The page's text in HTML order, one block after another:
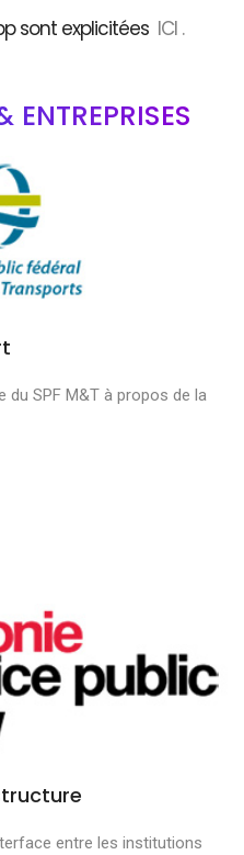
sont explicitées ICI .
SPF M&T à propos de la
entre les institutions
ENTREPRISES